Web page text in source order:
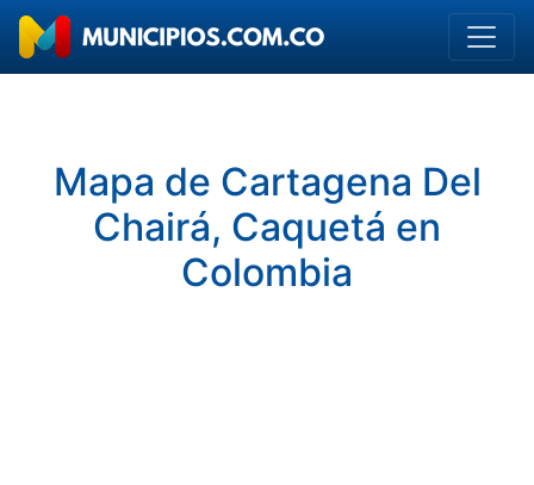
Mapa de Cartagena Del
Chairá, Caquetá en
Colombia